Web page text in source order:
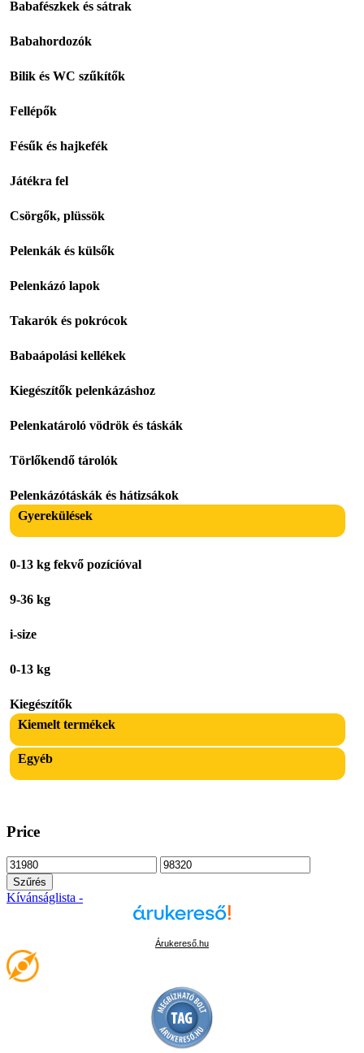
Babafészkek és sátrak
Babahordozók
Bilik és WC szűkítők
Fellépők
Fésűk és hajkefék
Játékra fel
Csörgők, plüssök
Pelenkák és külsők
Pelenkázó lapok
Takarók és pokrócok
Babaápolási kellékek
Kiegészítők pelenkázáshoz
Pelenkatároló vödrök és táskák
Törlőkendő tárolók
Pelenkázótáskák és hátizsákok
Gyerekülések
0-13 kg fekvő pozícíóval
9-36 kg
i-size
0-13 kg
Kiegészítők
Kiemelt termékek
Egyéb
Price
Min
ár
Max
ár
Szűrés
Kívánságlista -
Árukereső.hu